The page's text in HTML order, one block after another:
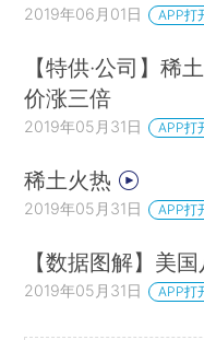
2019年06月01日 APP打
【特供·公司】稀
价涨三倍
2019年05月31日 APP打
稀土火热
2019年05月31日 APP打
【数据图解】美
2019年05月31日 APP打